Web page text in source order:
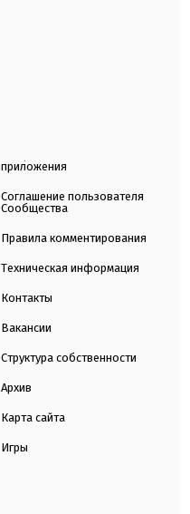
приложения
Соглашение пользователя
Сообщества
Правила комментирования
Техническая информация
Контакты
Вакансии
Структура собственности
Архив
Карта сайта
Игры